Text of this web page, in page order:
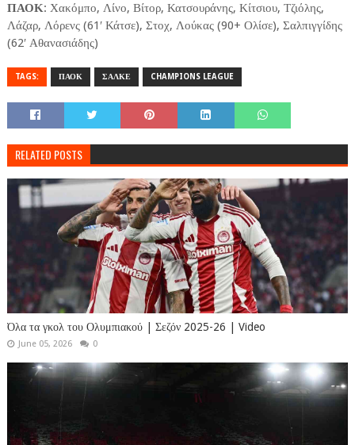
ΠΑΟΚ: Χακόμπο, Λίνο, Βίτορ, Κατσουράνης, Κίτσιου, Τζιόλης,
Λάζαρ, Λόρενς (61′ Κάτσε), Στοχ, Λούκας (90+ Ολίσε), Σαλπιγγίδης
(62′ Αθανασιάδης)
TAGS: ΠΑΟΚ ΣΑΛΚΕ CHAMPIONS LEAGUE
RELATED POSTS
Όλα τα γκολ του Ολυμπιακού | Σεζόν 2025-26 | Video
June 05, 2026 0